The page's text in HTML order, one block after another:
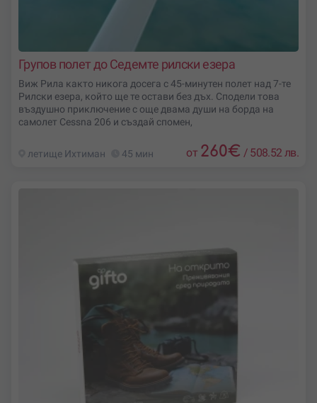
Групов полет до Седемте рилски езера
Виж Рила както никога досега с 45-минутен полет над 7-те
Рилски езера, който ще те остави без дъх. Сподели това
въздушно приключение с още двама души на борда на
самолет Cessna 206 и създай спомен,
летище Ихтиман 45 мин от 260€ / 508.52 лв.